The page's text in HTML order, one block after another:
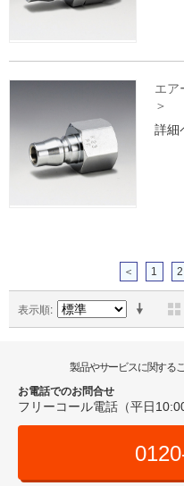
エア
＞
詳細
＜ 1 2
表示順
製品やサービスに関する
お電話でのお問合せ
フリーコール電話（平日